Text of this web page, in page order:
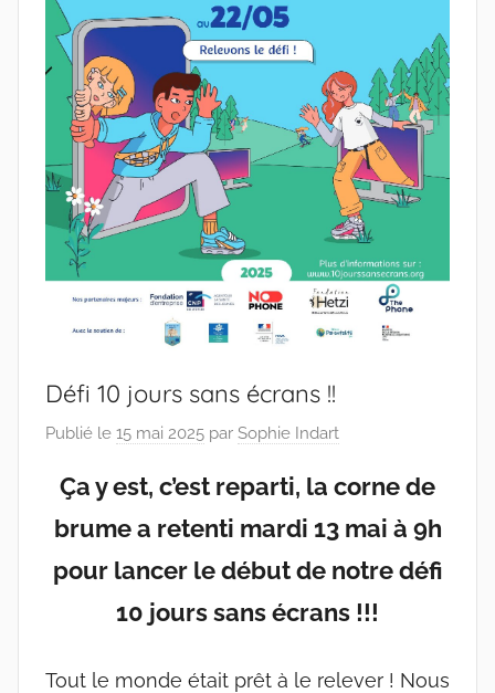
Défi 10 jours sans écrans !!
Publié le 15 mai 2025 par Sophie Indart
Ça y est, c’est reparti, la corne de
brume a retenti mardi 13 mai à 9h
pour lancer le début de notre défi
10 jours sans écrans !!!
Tout le monde était prêt à le relever ! Nous